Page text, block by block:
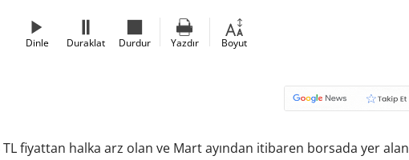
Dinle Duraklat Durdur Yazdır Boyut
TL fiyattan halka arz olan ve Mart ayından itibaren borsada yer alan